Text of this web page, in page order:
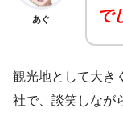
あぐ で
観光地として大き
社で、談笑しなが